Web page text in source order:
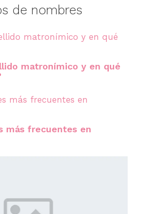
de nombres
matronímico y en qué
más frecuentes en